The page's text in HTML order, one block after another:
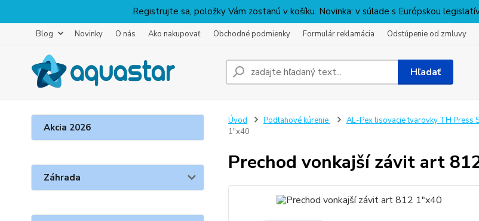
Registrujte sa, položky Vám zostanú v košíku. Novinka: v súlade s Európskou
Blog Novinky O nás Ako nakupovať Obchodné podmienky Formulár reklamácia Odstúpenie od zmluvy
Hľadať
Akcia 2026
Záhrada
Úvod Podlahové kúrenie AL-Pex lisovacie tvarovky TH Press
1"x40
Prechod vonkajší závit art